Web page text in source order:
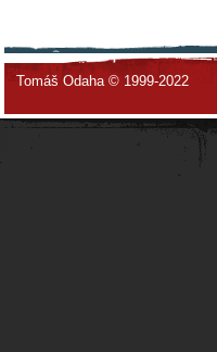
Tomáš Odaha © 1999-2022